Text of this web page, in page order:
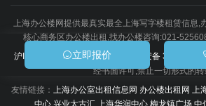
立即咨询报
分享
封面
上海办公楼网提供最真实最全上海写字楼租赁信息,
核心商务区办公楼出租,找办公楼咨询:021-
沪ICP备18015489号-3
沪公网安备
经书面许可,禁止一切形式的转
友情链接： 上海办公室出租信息网 办公楼出租网 上
中心 兴业太古汇 上海华润中心 梅龙镇广场 中
立即报价